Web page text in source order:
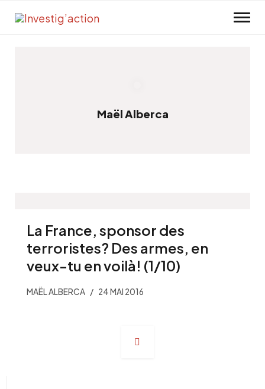
Maël Alberca
La France, sponsor des
terroristes? Des armes, en
veux-tu en voilà! (1/10)
MAËL ALBERCA 24 MAI 2016